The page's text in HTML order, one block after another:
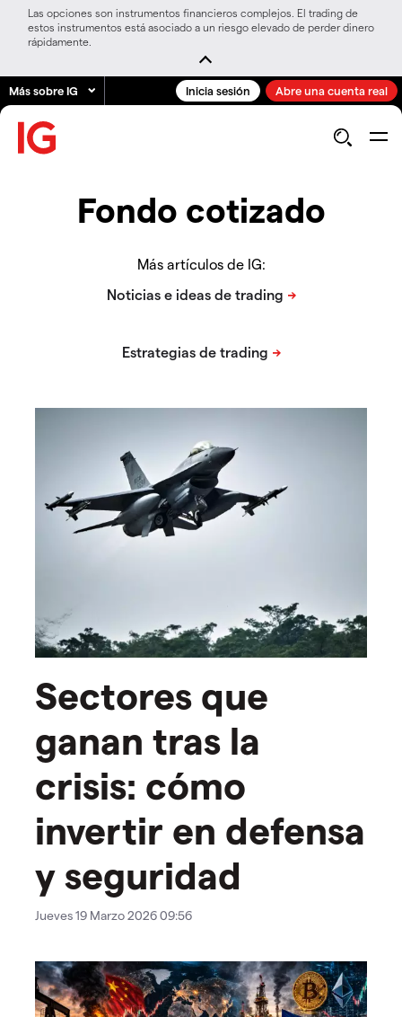
Las opciones son instrumentos financieros complejos. El trading de
estos instrumentos está asociado a un riesgo elevado de perder dinero
rápidamente.
Más sobre IG Inicia sesión Abre una cuenta real
Fondo cotizado
Más artículos de IG:
Sectores que
ganan tras la
crisis: cómo
invertir en defensa
y seguridad
Jueves 19 Marzo 2026 09:56